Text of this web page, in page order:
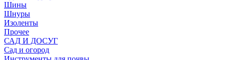
Шины
Шнуры
Изоленты
Прочее
САД И ДОСУГ
Сад и огород